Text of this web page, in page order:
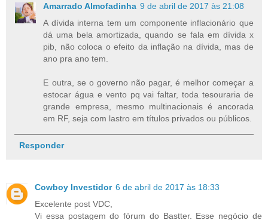
Amarrado Almofadinha 9 de abril de 2017 às 21:08
A dívida interna tem um componente inflacionário que
dá uma bela amortizada, quando se fala em dívida x
pib, não coloca o efeito da inflação na dívida, mas de
ano pra ano tem.
E outra, se o governo não pagar, é melhor começar a
estocar água e vento pq vai faltar, toda tesouraria de
grande empresa, mesmo multinacionais é ancorada
em RF, seja com lastro em títulos privados ou públicos.
Responder
Cowboy Investidor 6 de abril de 2017 às 18:33
Excelente post VDC,
Vi essa postagem do fórum do Bastter. Esse negócio de